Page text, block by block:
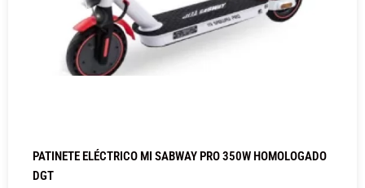
PATINETE ELÉCTRICO MI SABWAY PRO 350W HOMOLOGADO
DGT